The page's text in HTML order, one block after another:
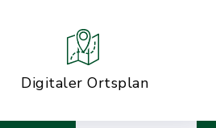
Digitaler Ortsplan